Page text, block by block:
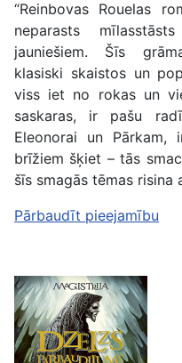
“Reinbovas Rouelas
neparasts
jauniešiem. Šīs
klasiski skaistos un
viss iet no rokas un
saskaras, ir pašu
Eleonorai un
brīžiem šķiet – tās
šīs smagās tēmas risina
Pārbaudīt pieejamību